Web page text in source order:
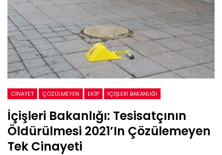
CINAYET ÇÖZÜLMEYEN EKİP İÇIŞLERI BAKANLIĞI
İçişleri Bakanlığı: Tesisatçının
Öldürülmesi 2021’in Çözülemeyen
Tek Cinayeti